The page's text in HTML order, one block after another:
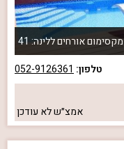
מקסימום אורחים ללינה: 41
טלפון: 052-9126361
אמצ״שלא עודכן